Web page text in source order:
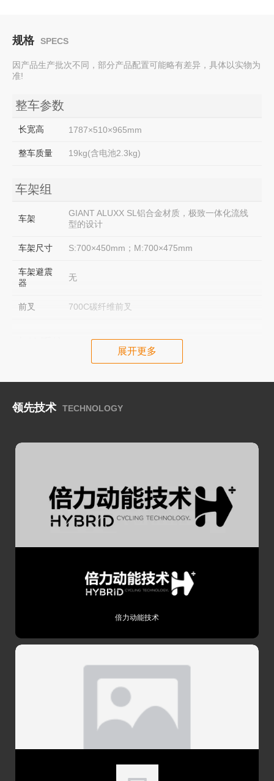
规格 SPECS
因产品生产批次不同，部分产品配置可能略有差异，具体以实物为
准!
整车参数
长宽高 1787×510×965mm
整车质量 19kg(含电池2.3kg)
车架组
车架
GIANT ALUXX SL铝合金材质，极致一体化流线
型的设计
车架尺寸 S:700×450mm；M:700×475mm
车架避震
器
无
前叉 700C碳纤维前叉
GIANT EnergyPak Smart 400,36V11.16Ah,精质
电机
人机互动
标配GIANT EnergyPak 4A Smart charger 智能充
电器
约2.5h即可充至80%，4h充至100%
智能助力模式和无电骑行模式
助力模式
ECO、TOUR、ACTIVE、SPORT、POWER和
400%，支持踏频140rpm
单次充电续航里程ECO:120km；TOUR:95km；
ACTIVE:80km；SPORT:70km；POWER:55km
展开更多
领先技术 TECHNOLOGY
倍力动能技术